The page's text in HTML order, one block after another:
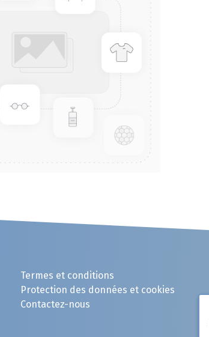
Termes et conditions
Protection des données et cookies
Contactez-nous